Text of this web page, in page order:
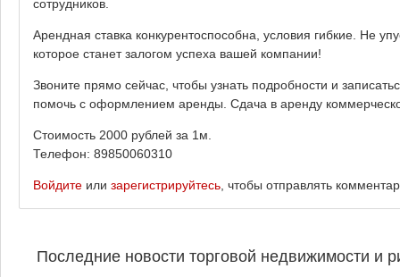
сотрудников.
Арендная ставка конкурентоспособна, условия гибкие. Не
которое станет залогом успеха вашей компании!
Звоните прямо сейчас, чтобы узнать подробности и
помочь с оформлением аренды. Сдача в аренду
Стоимость 2000 рублей за 1м.
Телефон: 89850060310
Войдите или зарегистрируйтесь , чтобы отправлять
Последние новости торговой недвижимости и